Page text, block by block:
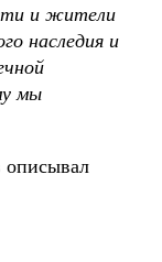
и жители
наследия и
мы
описывал